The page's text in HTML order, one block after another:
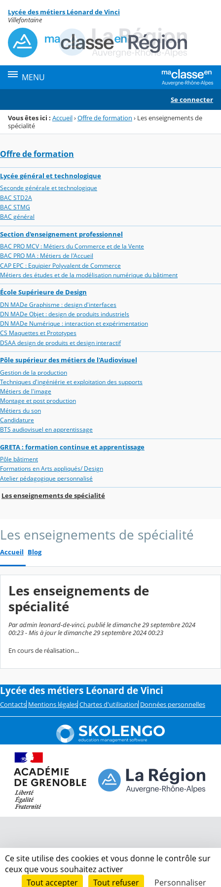
Menu de la rubrique
Contenu
Lycée des métiers Léonard de Vinci
Villefontaine
MENU
Se connecter
Vous êtes ici : Accueil›Offre de formation › Les enseignements de
spécialité
Offre de formation
Lycée général et technologique
Seconde générale et technologique
BAC STD2A
BAC STMG
BAC général
Section d'enseignement professionnel
BAC PRO MCV : Métiers du Commerce et de la Vente
BAC PRO MA : Métiers de l'Accueil
CAP EPC : Equipier Polyvalent de Commerce
Métiers des études et de la modélisation numérique du bâtiment
École Supérieure de Design
DN MADe Graphisme : design d'interfaces
DN MADe Objet : design de produits industriels
DN MADe Numérique : interaction et expérimentation
CS Maquettes et Prototypes
DSAA design de produits et design interactif
Pôle supérieur des métiers de l'Audiovisuel
Gestion de la production
Techniques d'ingéniérie et exploitation des supports
Métiers de l'image
Montage et post production
Métiers du son
Candidature
BTS audiovisuel en apprentissage
GRETA : formation continue et apprentissage
Pôle bâtiment
Formations en Arts appliqués/ Design
Atelier pédagogique personnalisé
Les enseignements de spécialité
Les enseignements de spécialité
Accueil Blog
Les enseignements de
spécialité
Par admin leonard-de-vinci, publié le dimanche 29 septembre 2024
00:23 - Mis à jour le dimanche 29 septembre 2024 00:23
En cours de réalisation...
Lycée des métiers Léonard de Vinci
Contacts Mentions légales Chartes d'utilisation Données personnelles
Ce site utilise des cookies et vous donne le contrôle sur
ceux que vous souhaitez activer
Tout accepter
Tout refuser Personnaliser